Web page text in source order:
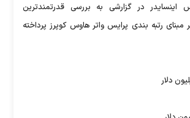
اینسایدر در گزارشی به بررسی قدرتمندترین
مبنای رتبه بندی پرایس واتر هاوس کوپرز پرداخته